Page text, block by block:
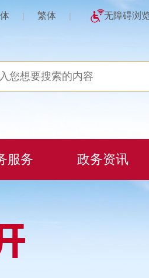
| 繁体 | 无障碍浏
服务 政务资讯